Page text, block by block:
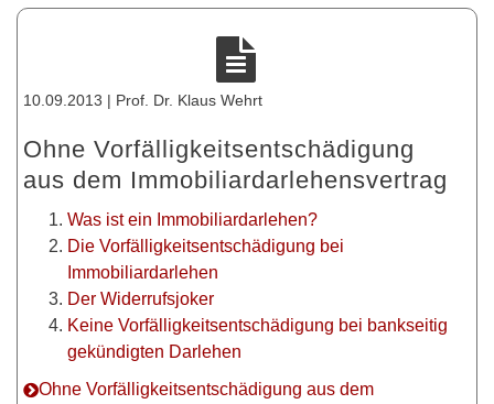
10.09.2013 | Prof. Dr. Klaus Wehrt
Ohne Vorfälligkeitsentschädigung
aus dem Immobiliardarlehensvertrag
Was ist ein Immobiliardarlehen?
Die Vorfälligkeitsentschädigung bei
Immobiliardarlehen
Der Widerrufsjoker
Keine Vorfälligkeitsentschädigung bei bankseitig
gekündigten Darlehen
Ohne Vorfälligkeitsentschädigung aus dem